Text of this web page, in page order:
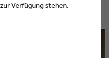
Verfügung stehen.